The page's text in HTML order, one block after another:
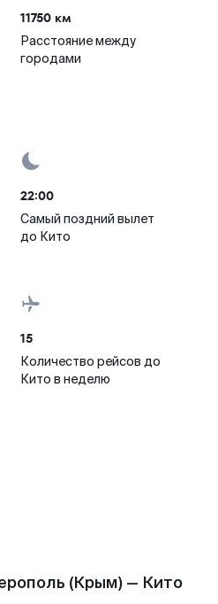
11750 км
Расстояние между
городами
22:00
Самый поздний вылет
до Кито
15
Количество рейсов до
Кито в неделю
(Крым) — Кито